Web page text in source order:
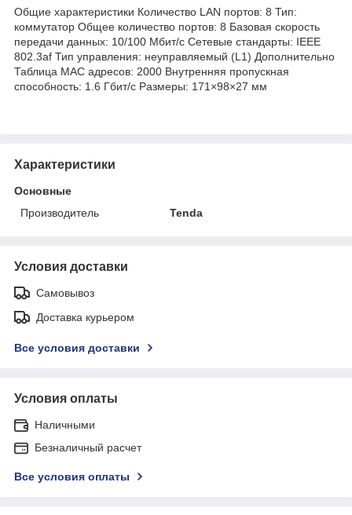
Общие характеристики Количество LAN портов: 8 Тип:
коммутатор Общее количество портов: 8 Базовая скорость
передачи данных: 10/100 Мбит/с Сетевые стандарты: IEEE
802.3af Тип управления: неуправляемый (L1) Дополнительно
Таблица MAC адресов: 2000 Внутренняя пропускная
способность: 1.6 Гбит/с Размеры: 171×98×27 мм
Характеристики
Основные
Производитель
Tenda
Условия доставки
Самовывоз
Доставка курьером
Все условия доставки
Условия оплаты
Наличными
Безналичный расчет
Все условия оплаты